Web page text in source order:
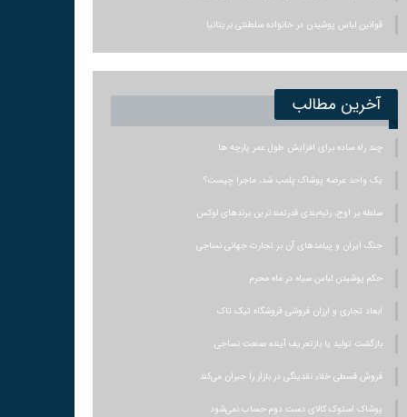
قوانین لباس پوشیدن در خانواده سلطنتی بریتانیا
آخرین مطالب
چند راه ساده برای افزایش طول عمر پارچه ها
یک واحد عرضه پوشاک پلمب شد، ماجرا چیست؟
سلطه بر اوج، رتبه‌بندی قدرتمندترین برندهای لوکس
جنگ ایران و پیامدهای آن بر تجارت جهانی نساجی
حکم پوشیدن لباس سیاه در ماه محرم
ابعاد تجاری و ارزان فروشی فروشگاه تیک تاک
بازگشت تولید یا بازتعریف آینده صنعت نساجی
فروش قسطی خلاء نقدینگی در بازار را جبران می‌کند
پوشاک استوک کالای دست دوم حساب نمی‌شود